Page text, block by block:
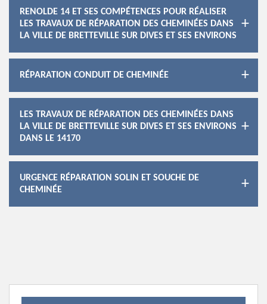
RENOLDE 14 ET SES COMPÉTENCES POUR RÉALISER
LES TRAVAUX DE RÉPARATION DES CHEMINÉES DANS
LA VILLE DE BRETTEVILLE SUR DIVES ET SES ENVIRONS
RÉPARATION CONDUIT DE CHEMINÉE
LES TRAVAUX DE RÉPARATION DES CHEMINÉES DANS
LA VILLE DE BRETTEVILLE SUR DIVES ET SES ENVIRONS
DANS LE 14170
URGENCE RÉPARATION SOLIN ET SOUCHE DE
CHEMINÉE